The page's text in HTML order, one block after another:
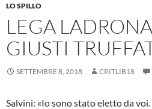
LO SPILLO
LEGA
GIUSTI
SETTEMBRE 8, 2018 CRITLIB18
Salvini: «Io sono stato eletto da